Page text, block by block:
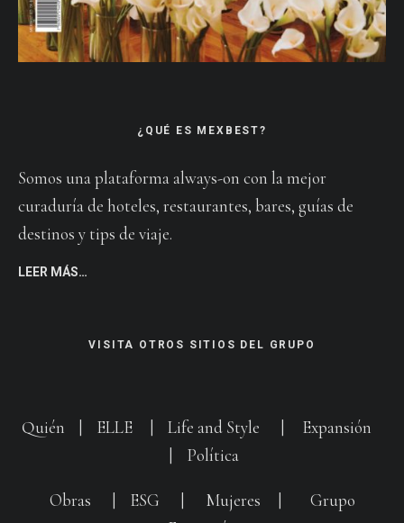
¿QUÉ ES MEXBEST?
Somos una plataforma always-on con la mejor
curaduría de hoteles, restaurantes, bares, guías de
destinos y tips de viaje.
LEER MÁS…
VISITA OTROS SITIOS DEL GRUPO
Quién ELLE Life and Style
Expansión
Política
Obras ESG Mujeres
Grupo